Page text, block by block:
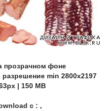
прозрачном фоне
min 2800x2197
| 150 MB
с : ,